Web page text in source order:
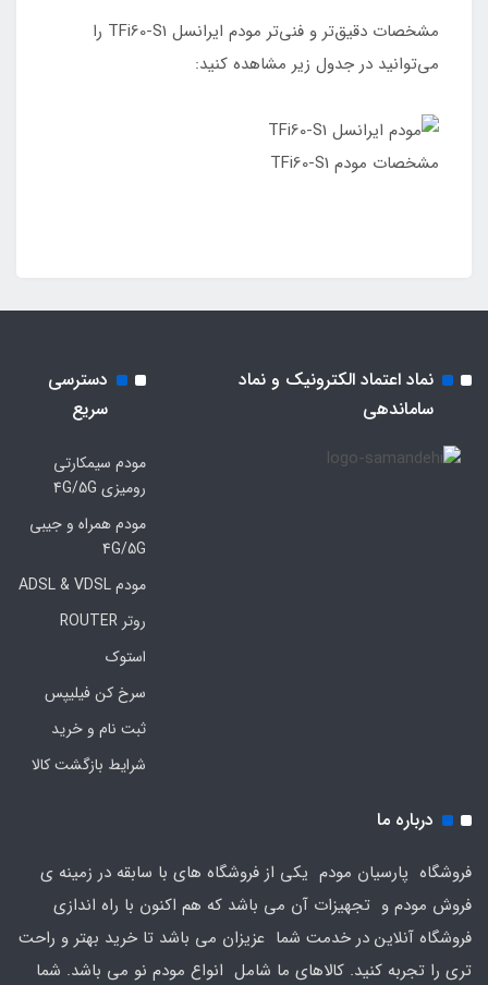
مشخصات دقیق‌تر و فنی‌تر مودم ایرانسل TFi60-S1 را
می‌توانید در جدول زیر مشاهده کنید:
مشخصات مودم TFi60-S1
نماد اعتماد الکترونیک و نماد
ساماندهی
دسترسی
سریع
مودم سیمکارتی
رومیزی 4G/5G
مودم همراه و جیبی
4G/5G
مودم ADSL & VDSL
روتر ROUTER
استوک
سرخ کن فیلیپس
ثبت نام و خرید
شرایط بازگشت کالا
درباره ما
فروشگاه پارسیان مودم یکی از فروشگاه های با سابقه در زمینه ی
فروش مودم و تجهیزات آن می باشد که هم اکنون با راه اندازی
فروشگاه آنلاین در خدمت شما عزیزان می باشد تا خرید بهتر و راحت
تری را تجربه کنید. کالاهای ما شامل انواع مودم نو می باشد. شما